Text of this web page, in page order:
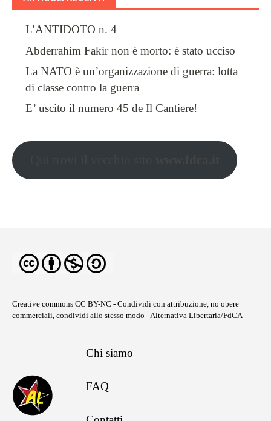
L’ANTIDOTO n. 4
Abderrahim Fakir non è morto: è stato ucciso
La NATO è un’organizzazione di guerra: lotta
di classe contro la guerra
E’ uscito il numero 45 de Il Cantiere!
Creative commons CC BY-NC - Condividi con attribuzione, no opere
commerciali, condividi allo stesso modo - Alternativa Libertaria/FdCA
Chi siamo
FAQ